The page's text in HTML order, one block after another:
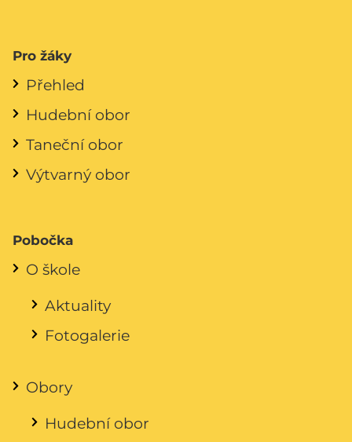
Pro žáky
Přehled
Hudební obor
Taneční obor
Výtvarný obor
Pobočka
O škole
Aktuality
Fotogalerie
Obory
Hudební obor